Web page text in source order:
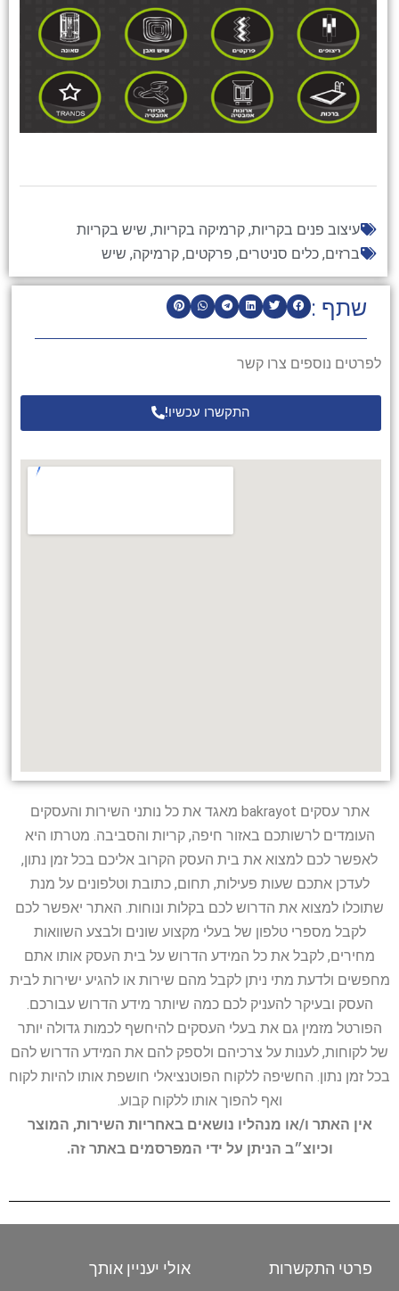
שתף :
לפרטים נוספים צרו קשר
התקשרו עכשיו!
עיצוב פנים בקריות, קרמיקה בקריות, שיש בקריות
ברזים, כלים סניטרים, פרקטים, קרמיקה, שיש
אתר עסקים bakrayot מאגד את כל נותני השירות והעסקים
העומדים לרשותכם באזור חיפה, קריות והסביבה. מטרתו היא
לאפשר לכם למצוא את בית העסק הקרוב אליכם בכל זמן נתון,
לעדכן אתכם שעות פעילות, תחום, כתובת וטלפונים על מנת
שתוכלו למצוא את הדרוש לכם בקלות ונוחות. האתר יאפשר לכם
לקבל מספרי טלפון של בעלי מקצוע שונים ולבצע השוואות
מחירים, לקבל את כל המידע הדרוש על בית העסק אותו אתם
מחפשים ולדעת מתי ניתן לקבל מהם שירות או להגיע ישירות לבית
העסק ובעיקר להעניק לכם כמה שיותר מידע הדרוש עבורכם.
הפורטל מזמין גם את בעלי העסקים להיחשף לכמות גדולה יותר
של לקוחות, לענות על צרכיהם ולספק להם את המידע הדרוש להם
בכל זמן נתון. החשיפה ללקוח הפוטנציאלי חושפת אותו להיות לקוח
ואף להפוך אותו ללקוח קבוע.
אין האתר ו/או מנהליו נושאים באחריות השירות, המוצר
וכיוצ״ב הניתן על ידי המפרסמים באתר זה.
פרטי התקשרות אולי יעניין אותך